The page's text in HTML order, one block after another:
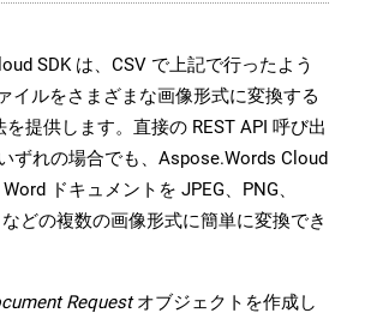
SDK は、CSV で上記で行ったよう
イルをさまざまな画像形式に変換する
提供します。直接の REST API 呼び出
ずれの場合でも、Aspose.Words Cloud
ドキュメントを JPEG、PNG、
などの複数の画像形式に簡単に変換でき
Requestオブジェクトを作成し